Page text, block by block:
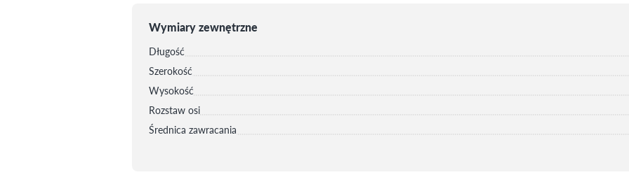
Wymiary zewnętrzne
Długość
Szerokość
Wysokość
Rozstaw osi
Średnica zawracania